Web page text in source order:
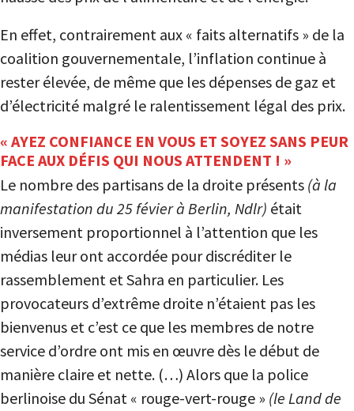
En effet, contrairement aux « faits alternatifs » de la
coalition gouvernementale, l’inflation continue à
rester élevée, de même que les dépenses de gaz et
d’électricité malgré le ralentissement légal des prix.
« AYEZ CONFIANCE EN VOUS ET SOYEZ SANS PEUR
FACE AUX DÉFIS QUI NOUS ATTENDENT ! »
Le nombre des partisans de la droite présents (à la
manifestation du 25 févier à Berlin, Ndlr) était
inversement proportionnel à l’attention que les
médias leur ont accordée pour discréditer le
rassemblement et Sahra en particulier. Les
provocateurs d’extrême droite n’étaient pas les
bienvenus et c’est ce que les membres de notre
service d’ordre ont mis en œuvre dès le début de
manière claire et nette. (…) Alors que la police
berlinoise du Sénat « rouge-vert-rouge » (le Land de